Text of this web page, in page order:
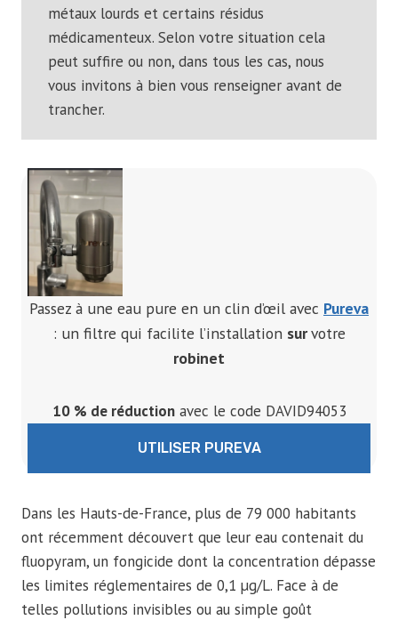
métaux lourds et certains résidus
médicamenteux. Selon votre situation cela
peut suffire ou non, dans tous les cas, nous
vous invitons à bien vous renseigner avant de
trancher.
Passez à une eau pure en un clin d’œil avec Pureva
: un filtre qui facilite l’installation survotre
robinet
10 % de réductionavec le code DAVID94053
UTILISER PUREVA
Dans les Hauts-de-France, plus de 79 000 habitants
ont récemment découvert que leur eau contenait du
fluopyram, un fongicide dont la concentration dépasse
les limites réglementaires de 0,1 µg/L. Face à de
telles pollutions invisibles ou au simple goût